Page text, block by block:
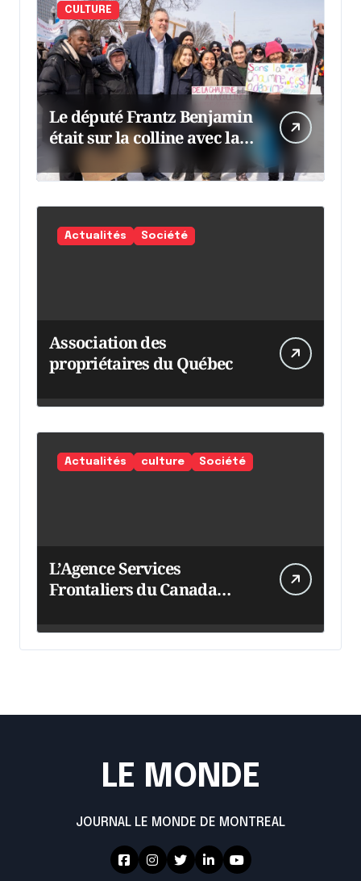
CULTURE
Le député Frantz Benjamin
était sur la colline avec la
chaumine
Actualités Société
Association des
propriétaires du Québec
Actualités culture Société
L’Agence Services
Frontaliers du Canada
LE MONDE
JOURNAL LE MONDE DE MONTREAL